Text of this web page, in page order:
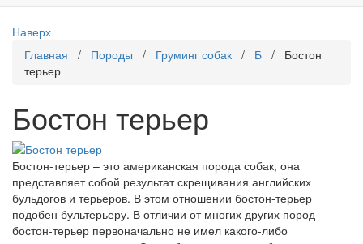
Наверх
Главная / Породы / Груминг собак / Б / Бостон
терьер
Бостон терьер
Бостон-терьер – это американская порода собак, она
представляет собой результат скрещивания английских
бульдогов и терьеров. В этом отношении бостон-терьер
подобен бультерьеру. В отличии от многих других пород
бостон-терьер первоначально не имел какого-либо